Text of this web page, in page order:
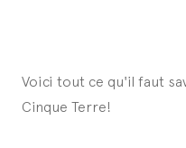
Voici tout ce qu'il faut
Cinque Terre!